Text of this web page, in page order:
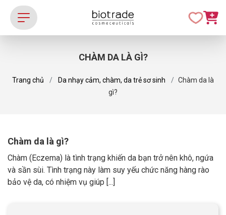
CHÀM DA LÀ GÌ?
Trang chủ Da nhạy cảm, chàm, da trẻ sơ sinh
Chàm da là
gì?
Chàm da là gì?
Chàm (Eczema) là tình trạng khiến da bạn trở nên khô, ngứa
và sần sùi. Tình trạng này làm suy yếu chức năng hàng rào
bảo vệ da, có nhiệm vụ giúp [...]